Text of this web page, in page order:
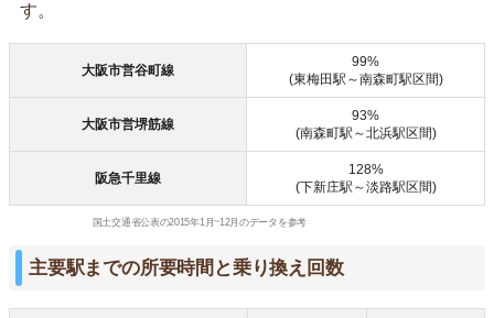
す。
大阪市営谷町線
99%
(東梅田駅～南森町駅区間)
大阪市営堺筋線
93%
(南森町駅～北浜駅区間)
阪急千里線
128%
(下新庄駅～淡路駅区間)
国土交通省公表の2015年1月~12月のデータを参考
主要駅までの所要時間と乗り換え回数